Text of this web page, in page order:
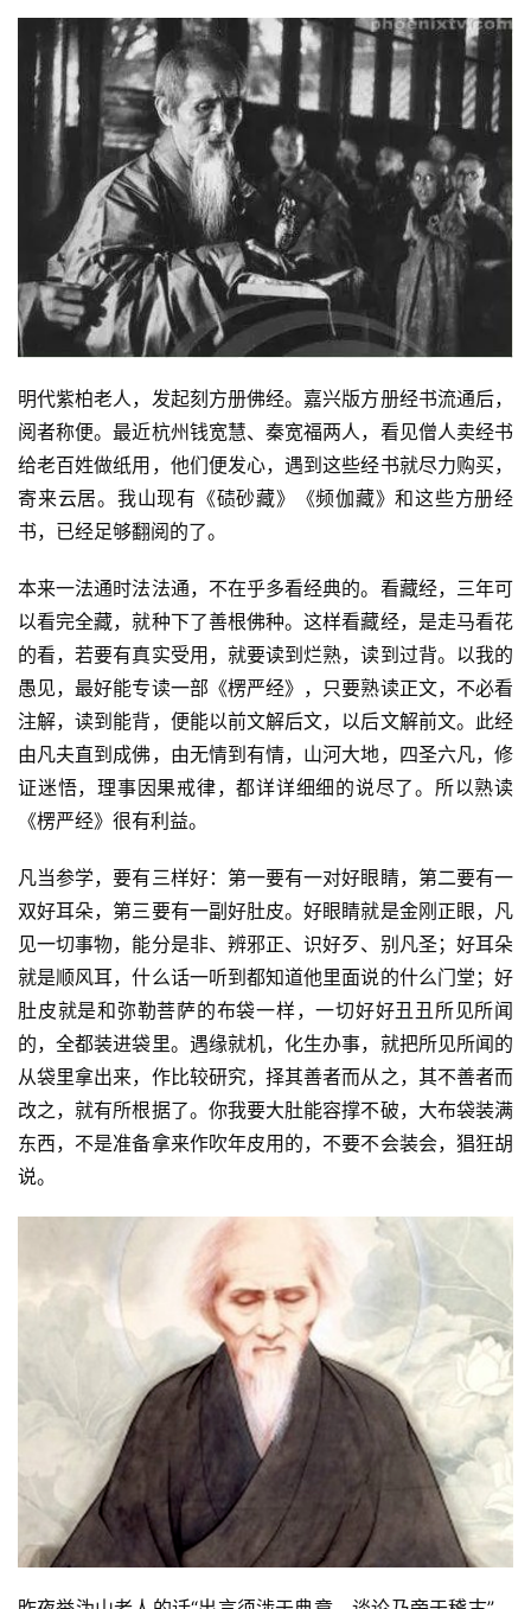
资
讯
八
乐
提
明代紫柏老人，发起刻方册佛经。嘉兴版方册经书流通后，
阅者称便。最近杭州钱宽慧、秦宽福两人，看见僧人卖经书
给老百姓做纸用，他们便发心，遇到这些经书就尽力购买，
寄来云居。我山现有《碛砂藏》《频伽藏》和这些方册经
书，已经足够翻阅的了。
本来一法通时法法通，不在乎多看经典的。看藏经，三年可
以看完全藏，就种下了善根佛种。这样看藏经，是走马看花
的看，若要有真实受用，就要读到烂熟，读到过背。以我的
愚见，最好能专读一部《楞严经》，只要熟读正文，不必看
注解，读到能背，便能以前文解后文，以后文解前文。此经
由凡夫直到成佛，由无情到有情，山河大地，四圣六凡，修
证迷悟，理事因果戒律，都详详细细的说尽了。所以熟读
《楞严经》很有利益。
凡当参学，要有三样好：第一要有一对好眼睛，第二要有一
双好耳朵，第三要有一副好肚皮。好眼睛就是金刚正眼，凡
见一切事物，能分是非、辨邪正、识好歹、别凡圣；好耳朵
就是顺风耳，什么话一听到都知道他里面说的什么门堂；好
肚皮就是和弥勒菩萨的布袋一样，一切好好丑丑所见所闻
的，全都装进袋里。遇缘就机，化生办事，就把所见所闻的
从袋里拿出来，作比较研究，择其善者而从之，其不善者而
改之，就有所根据了。你我要大肚能容撑不破，大布袋装满
东西，不是准备拿来作吹年皮用的，不要不会装会，猖狂胡
说。